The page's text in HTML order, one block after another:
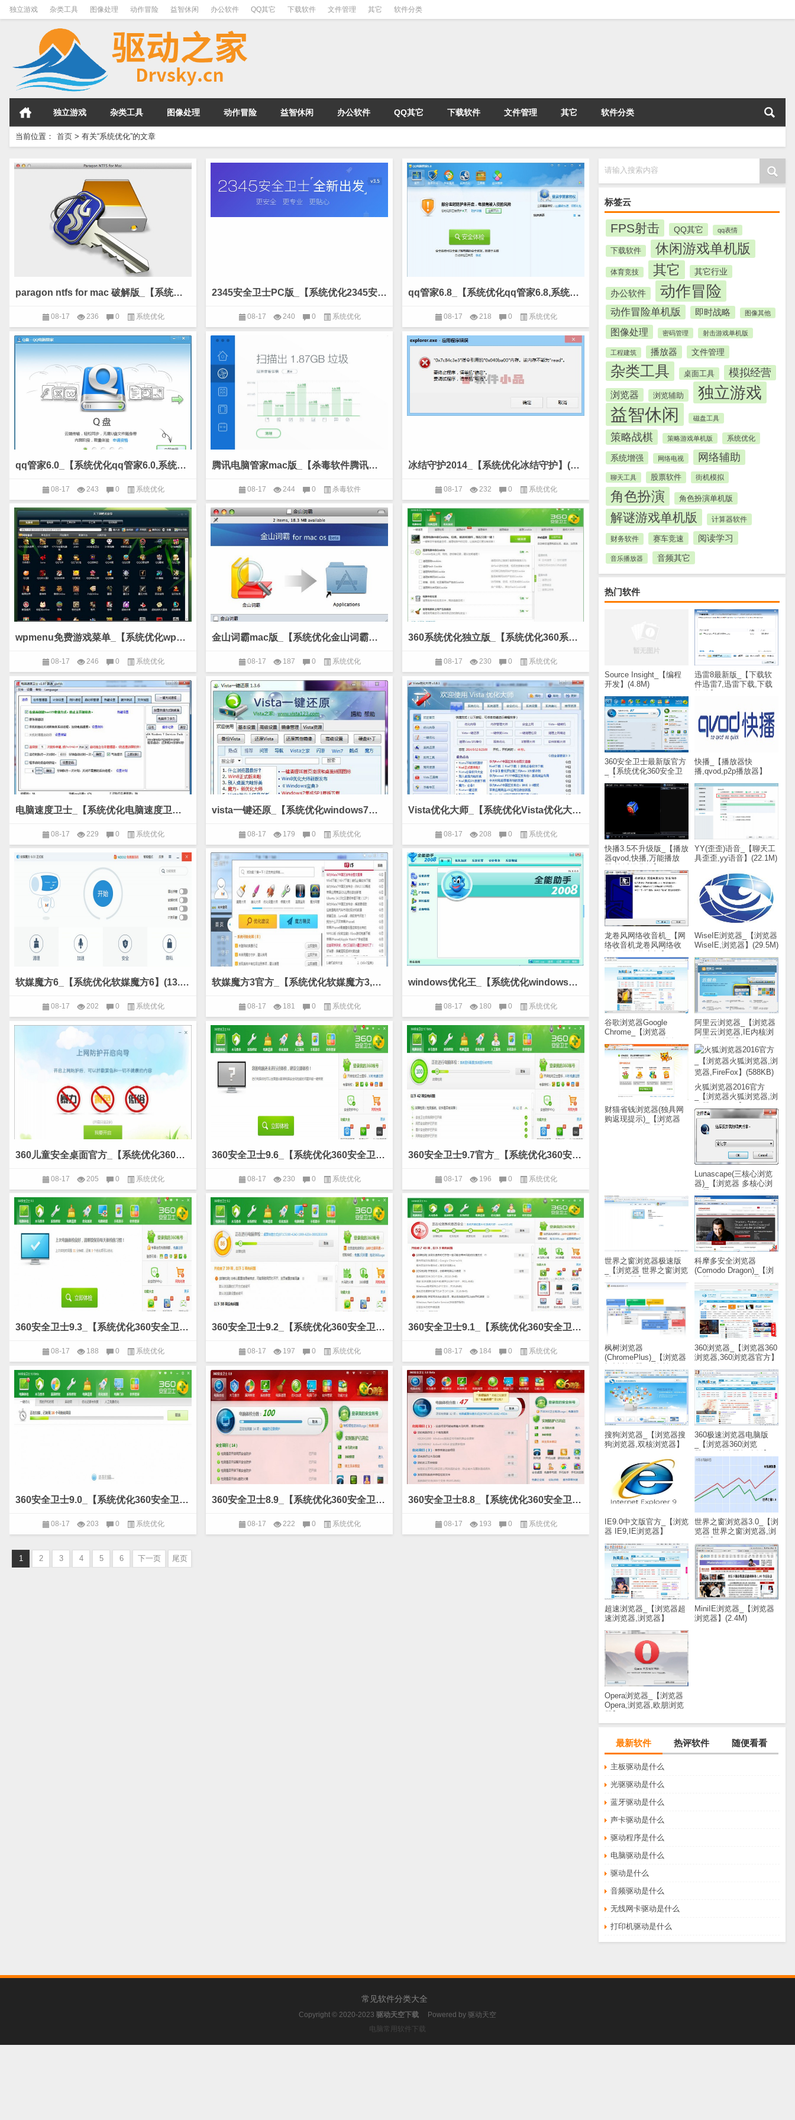
独立游戏 杂类工具 图像处理 动作冒险 益智休闲 办公软件 QQ其它 下载软件 文件管理 其它 软件分类
独立游戏 杂类工具 图像处理 动作冒险 益智休闲 办公软件 QQ其它 下载软件 文件管理 其它 软件分类
当前位置： 首页 > 有关“系统优化”的文章
请输入搜索内容
标签云
FPS射击 QQ其它 qq表情
下载软件 休闲游戏单机版
体育竞技 其它 其它行业
办公软件 动作冒险
动作冒险单机版 即时战略 图像其他
图像处理 密码管理 射击游戏单机版
工程建筑 播放器 文件管理
杂类工具 桌面工具 模拟经营
浏览器 浏览辅助 独立游戏
益智休闲 磁盘工具
策略战棋 策略游戏单机版 系统优化
系统增强 网络电视 网络辅助
聊天工具 股票软件 街机模拟
角色扮演 角色扮演单机版
解谜游戏单机版 计算器软件
财务软件 赛车竞速 阅读学习
音乐播放器 音频其它
热门软件
Source Insight_【编程
开发】(4.8M)
迅雷8最新版_【下载软
件迅雷7,迅雷下载,下载
360安全卫士最新版官方
_【系统优化360安全卫
快播_【播放器快
播,qvod,p2p播放器】
快播3.5不升级版_【播放
器qvod,快播,万能播放
YY(歪歪)语音_【聊天工
具歪歪,yy语音】(22.1M)
龙卷风网络收音机_【网
络收音机龙卷风网络收
(1.8M)
WiseIE浏览器_【浏览器
WiseIE,浏览器】(29.5M)
谷歌浏览器Google
Chrome_【浏览器
器】(43.8M)
阿里云浏览器_【浏览器
阿里云浏览器,IE内核浏
财猫省钱浏览器(独具网
购返现提示)_【浏览器
火狐浏览器2016官方
_【浏览器火狐浏览器,浏
Lunascape(三核心浏览
器)_【浏览器 多核心浏
器】(25.8M)
世界之窗浏览器极速版
_【浏览器 世界之窗浏览
科摩多安全浏览器
(Comodo Dragon)_【浏
摩多浏览器】(52.9M)
枫树浏览器
(ChromePlus)_【浏览器
器】(37.6M)
360浏览器_【浏览器360
浏览器,360浏览器官方】
搜狗浏览器_【浏览器搜
狗浏览器,双核浏览器】
360极速浏览器电脑版
_【浏览器360浏览
(38.8M)
IE9.0中文版官方_【浏览
器 IE9,IE浏览器】
世界之窗浏览器3.0_【浏
览器 世界之窗浏览器,浏
超速浏览器_【浏览器超
速浏览器,浏览器】
MiniIE浏览器_【浏览器
浏览器】(2.4M)
Opera浏览器_【浏览器
Opera,浏览器,欧朋浏览
最新软件 热评软件 随便看看
主板驱动是什么
光驱驱动是什么
蓝牙驱动是什么
声卡驱动是什么
驱动程序是什么
电脑驱动是什么
驱动是什么
音频驱动是什么
无线网卡驱动是什么
打印机驱动是什么
paragon ntfs for mac 破解版_【系统优化paragon ntfs for mac】(10.3M)
08-17 236 0 系统优化
2345安全卫士PC版_【系统优化2345安全卫士】(28M)
08-17 240 0 系统优化
qq管家6.8_【系统优化qq管家6.8,系统优化】(7.7M)
08-17 218 0 系统优化
qq管家6.0_【系统优化qq管家6.0,系统优化】(47.1M)
08-17 243 0 系统优化
腾讯电脑管家mac版_【杀毒软件腾讯管家mac版,系统优化】(7.9M)
08-17 244 0 杀毒软件
冰结守护2014_【系统优化冰结守护】(1.4M)
08-17 232 0 系统优化
wpmenu免费游戏菜单_【系统优化wpmenu免费游戏菜单】(7.5M)
08-17 246 0 系统优化
金山词霸mac版_【系统优化金山词霸】(12.0M)
08-17 187 0 系统优化
360系统优化独立版_【系统优化360系统优化独立版】(29.9M)
08-17 230 0 系统优化
电脑速度卫士_【系统优化电脑速度卫士,系统优化】(590KB)
08-17 229 0 系统优化
vista一键还原_【系统优化windows7优化大师,系统优化】(6.1M)
08-17 179 0 系统优化
Vista优化大师_【系统优化Vista优化大师,系统优化】(5.6M)
08-17 208 0 系统优化
软媒魔方6_【系统优化软媒魔方6】(13.9M)
08-17 202 0 系统优化
软媒魔方3官方_【系统优化软媒魔方3,系统优化】(9.3M)
08-17 181 0 系统优化
windows优化王_【系统优化windows优化王】(35.8M)
08-17 180 0 系统优化
360儿童安全桌面官方_【系统优化360儿童桌面,系统优化】(12.9M)
08-17 205 0 系统优化
360安全卫士9.6_【系统优化360安全卫士,系统优化】(60.2M)
08-17 230 0 系统优化
360安全卫士9.7官方_【系统优化360安全卫士,系统优化】(956KB)
08-17 196 0 系统优化
360安全卫士9.3_【系统优化360安全卫士,系统优化】(62.2M)
08-17 188 0 系统优化
360安全卫士9.2_【系统优化360安全卫士,系统优化】(64.3M)
08-17 197 0 系统优化
360安全卫士9.1_【系统优化360安全卫士,系统优化】(65KB)
08-17 184 0 系统优化
360安全卫士9.0_【系统优化360安全卫士,系统优化】(45.4M)
08-17 203 0 系统优化
360安全卫士8.9_【系统优化360安全卫士,系统优化】(41.3M)
08-17 222 0 系统优化
360安全卫士8.8_【系统优化360安全卫士,系统优化】(34.7M)
08-17 193 0 系统优化
1 2 3 4 5 6 下一页 尾页
常见软件分类大全
Copyright © 2020-2023 驱动天空下载 Powered by 驱动天空
电脑常用软件下载